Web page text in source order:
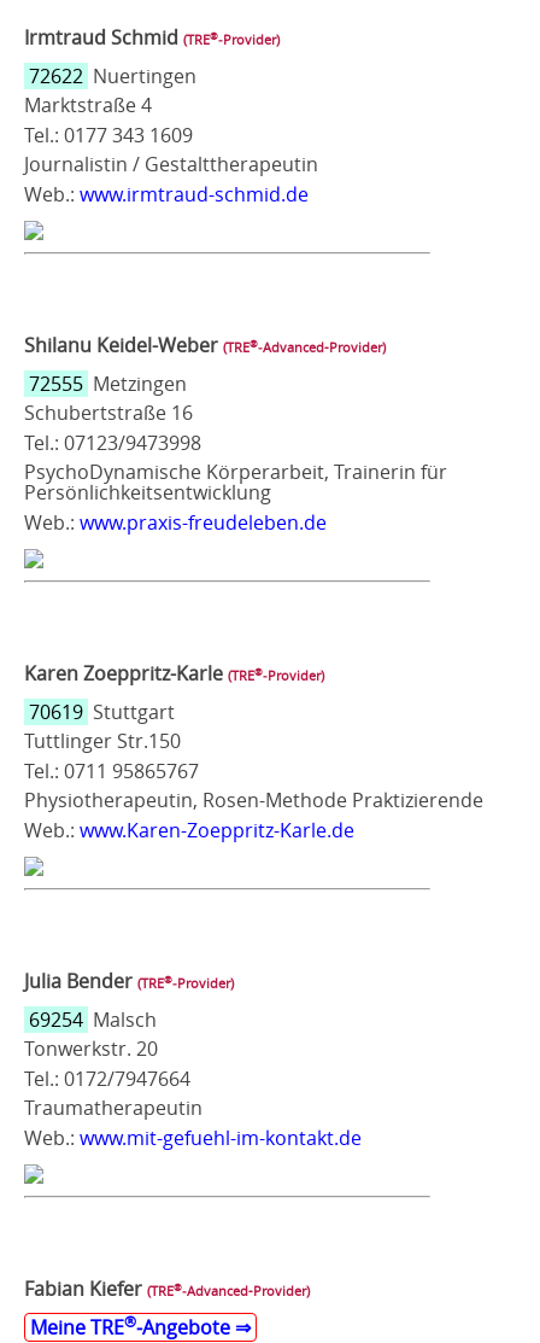
Irmtraud Schmid (TRE®‑Provider)
72622 Nuertingen
Marktstraße 4
Tel.: 0177 343 1609
Journalistin / Gestalttherapeutin
Web.: www.irmtraud-schmid.de
Shilanu Keidel-Weber (TRE®‑Advanced-Provider)
72555 Metzingen
Schubertstraße 16
Tel.: 07123/9473998
PsychoDynamische Körperarbeit, Trainerin für
Persönlichkeitsentwicklung
Web.: www.praxis-freudeleben.de
Karen Zoeppritz-Karle (TRE®‑Provider)
70619 Stuttgart
Tuttlinger Str.150
Tel.: 0711 95865767
Physiotherapeutin, Rosen-Methode Praktizierende
Web.: www.Karen-Zoeppritz-Karle.de
Julia Bender (TRE®‑Provider)
69254 Malsch
Tonwerkstr. 20
Tel.: 0172/7947664
Traumatherapeutin
Web.: www.mit-gefuehl-im-kontakt.de
Fabian Kiefer (TRE®‑Advanced-Provider)
Meine TRE®‑Angebote ⇒